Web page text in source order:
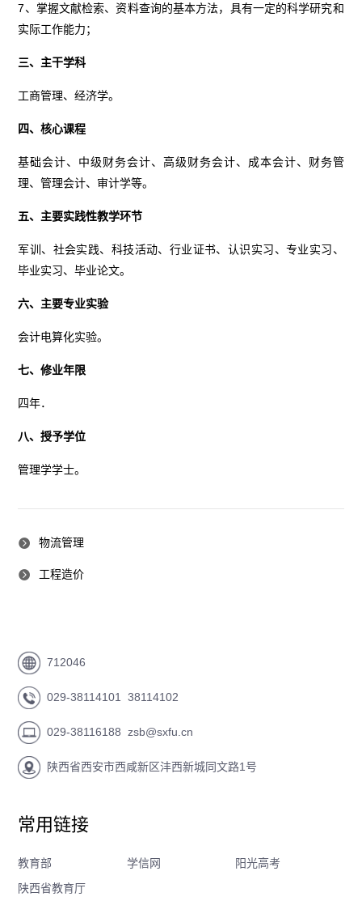
7、掌握文献检索、资料查询的基本方法，具有一定的科学研究和
实际工作能力；
三、主干学科
工商管理、经济学。
四、核心课程
基础会计、中级财务会计、高级财务会计、成本会计、财务管
理、管理会计、审计学等。
五、主要实践性教学环节
军训、社会实践、科技活动、行业证书、认识实习、专业实习、
毕业实习、毕业论文。
六、主要专业实验
会计电算化实验。
七、修业年限
四年．
八、授予学位
管理学学士。
物流管理
工程造价
712046
029-38114101 38114102
029-38116188 zsb@sxfu.cn
陕西省西安市西咸新区沣西新城同文路1号
常用链接
教育部 学信网
阳光高考
陕西省教育厅